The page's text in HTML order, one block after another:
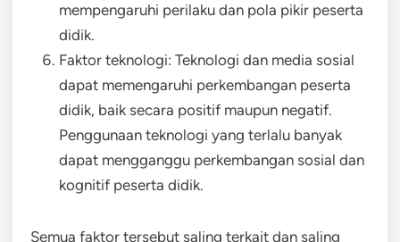
mempengaruhi perilaku dan pola pikir peserta
didik.
Faktor teknologi: Teknologi dan media sosial
dapat memengaruhi perkembangan peserta
didik, baik secara positif maupun negatif.
Penggunaan teknologi yang terlalu banyak
dapat mengganggu perkembangan sosial dan
kognitif peserta didik.
Semua faktor tersebut saling terkait dan saling